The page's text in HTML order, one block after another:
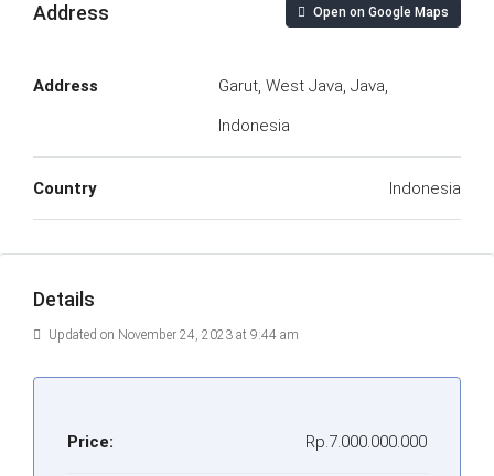
Address Open on Google Maps
Address
Garut, West Java, Java,
Indonesia
Country Indonesia
Details
Updated on November 24, 2023 at 9:44 am
Price: Rp.7.000.000.000